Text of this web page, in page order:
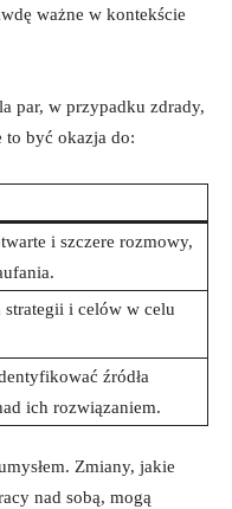
ważne w kontekście
par, w przypadku zdrady,
to być okazja do:
i szczere rozmowy,
i celów w celu
źródła
ich rozwiązaniem.
Zmiany, jakie
nad sobą, mogą